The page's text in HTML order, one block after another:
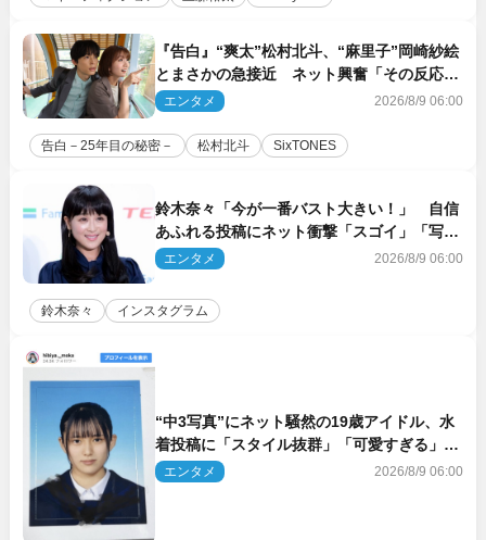
『告白』“爽太”松村北斗、“麻里子”岡崎紗絵
とまさかの急接近 ネット興奮「その反応
は」「いいの!?」（ネタバレあり）
エンタメ 2026/8/9 06:00
告白－25年目の秘密－ 松村北斗 SixTONES
鈴木奈々「今が一番バスト大きい！」 自信
あふれる投稿にネット衝撃「スゴイ」「写真
集を出して欲しい」
エンタメ 2026/8/9 06:00
鈴木奈々 インスタグラム
“中3写真”にネット騒然の19歳アイドル、水
着投稿に「スタイル抜群」「可愛すぎる」と
絶賛の声
エンタメ 2026/8/9 06:00